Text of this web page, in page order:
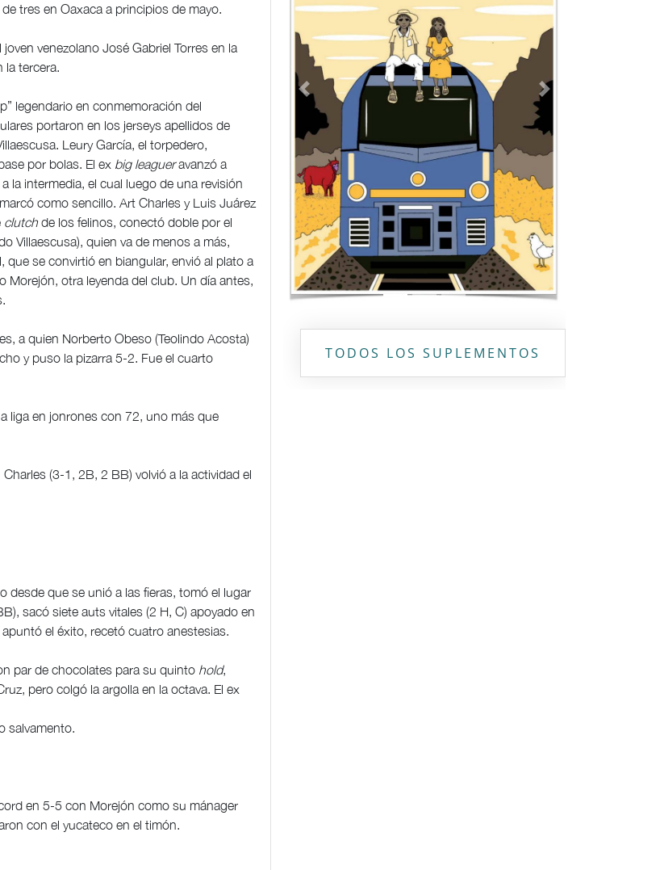
tres en Oaxaca a principios de mayo.
venezolano José Gabriel Torres en la
la tercera.
legendario en conmemoración del
portaron en los jerseys apellidos de
Leury García, el torpedero,
por bolas. El ex big leagueravanzó a
la intermedia, el cual luego de una revisión
como sencillo. Art Charles y Luis Juárez
clutchde los felinos, conectó doble por el
Villaescusa), quien va de menos a más,
se convirtió en biangular, envió al plato a
Morejón, otra leyenda del club. Un día antes,
a quien Norberto Obeso (Teolindo Acosta)
y puso la pizarra 5-2. Fue el cuarto
liga en jonrones con 72, uno más que
(3-1, 2B, 2 BB) volvió a la actividad el
desde que se unió a las fieras, tomó el lugar
sacó siete auts vitales (2 H, C) apoyado en
el éxito, recetó cuatro anestesias.
par de chocolates para su quinto hold,
pero colgó la argolla en la octava. El ex
salvamento.
en 5-5 con Morejón como su mánager
con el yucateco en el timón.